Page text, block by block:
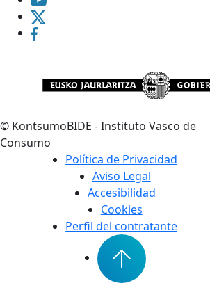
© KontsumoBIDE - Instituto Vasco de
Consumo
Política de Privacidad
Aviso Legal
Accesibilidad
Cookies
Perfil del contratante